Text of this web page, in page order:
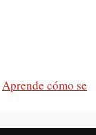
Aprende cómo se